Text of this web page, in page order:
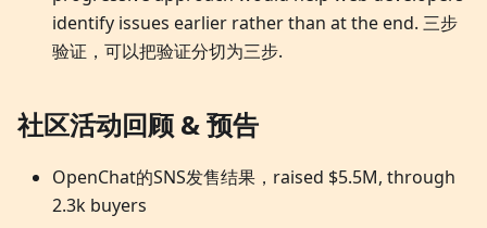
identify issues earlier rather than at the end. 三步
验证，可以把验证分切为三步.
社区活动回顾 & 预告
OpenChat的SNS发售结果，raised $5.5M, through
2.3k buyers